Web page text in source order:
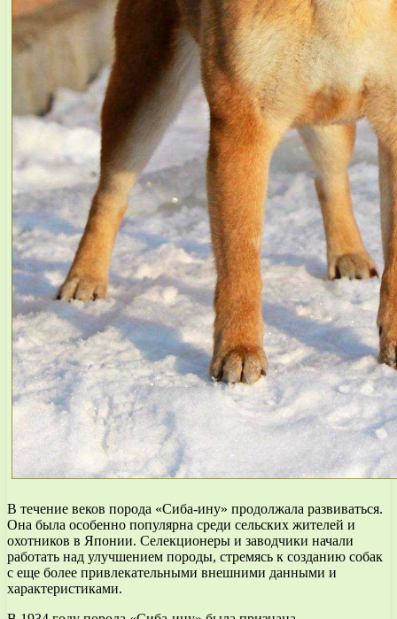
В течение веков порода «Сиба-ину» продолжала развиваться.
Она была особенно популярна среди сельских жителей и
охотников в Японии. Селекционеры и заводчики начали
работать над улучшением породы, стремясь к созданию собак
с еще более привлекательными внешними данными и
характеристиками.